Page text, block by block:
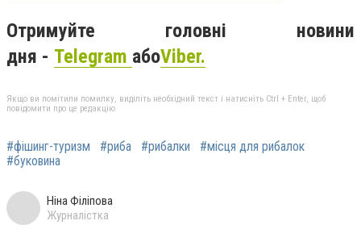
Отримуйте головні новини
дня - Telegram абоViber.
Якщо ви помітили помилку, виділіть необхідний текст і натисніть Ctrl + Enter, щоб
повідомити про це редакцію
#фішинг-туризм #риба #рибалки
#місця для рибалок
#буковина
Ніна Філіпова
Журналістка